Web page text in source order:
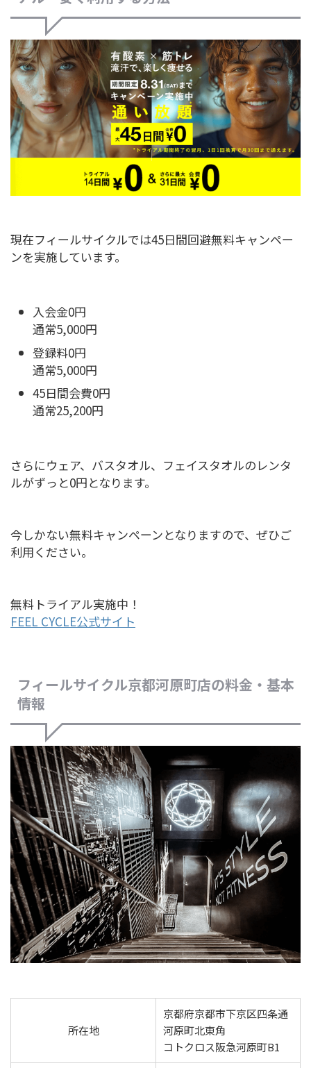
現在フィールサイクルでは45日間回避無料キャンペー
ンを実施しています。
入会金0円
通常5,000円
登録料0円
通常5,000円
45日間会費0円
通常25,200円
さらにウェア、バスタオル、フェイスタオルのレンタ
ルがずっと0円となります。
今しかない無料キャンペーンとなりますので、ぜひご
利用ください。
無料トライアル実施中！
FEEL CYCLE公式サイト
フィールサイクル京都河原町店の料金・基本
情報
所在地
京都府京都市下京区四条通
河原町北東角
コトクロス阪急河原町B1